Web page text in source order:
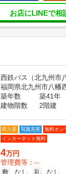
お店にLINEで相
西鉄バス（北九州市
福岡県北九州市八幡
築年数
築41年
建物階数
2階建
即入居 写真充実
無料オン
インターネット無料
4万円
管理費等：--
敷
なし 礼 なし